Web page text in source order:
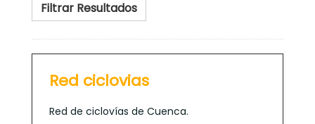
Filtrar Resultados
Red ciclovias
Red de ciclovías de Cuenca.